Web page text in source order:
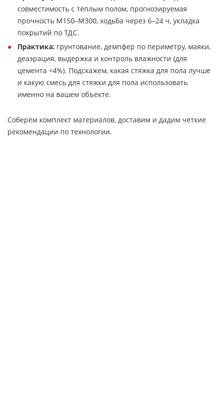
совместимость с тёплым полом, прогнозируемая
прочность М150–М300, ходьба через 6–24 ч, укладка
покрытий по ТДС.
Практика: грунтование, демпфер по периметру, маяки,
деаэрация, выдержка и контроль влажности (для
цемента <4%). Подскажем, какая стяжка для пола лучше
и какую смесь для стяжки для пола использовать
именно на вашем объекте.
Соберём комплект материалов, доставим и дадим чёткие
рекомендации по технологии.